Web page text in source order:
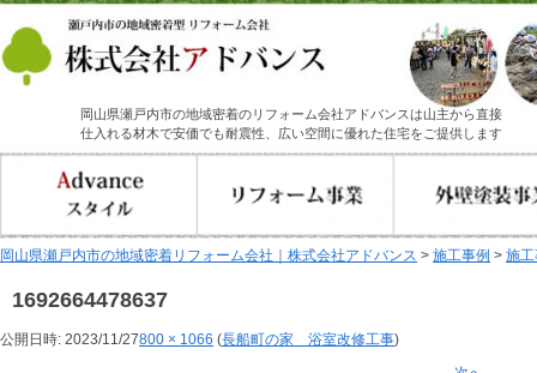
岡山県瀬戸内市の地域密着のリフォーム会社アドバンスは山主から直接
仕入れる材木で安価でも耐震性、広い空間に優れた住宅をご提供します
岡山県瀬戸内市の地域密着リフォーム会社｜株式会社アドバンス > 施工事例 > 施
1692664478637
公開日時: 2023/11/27800 × 1066 (長船町の家 浴室改修工事)